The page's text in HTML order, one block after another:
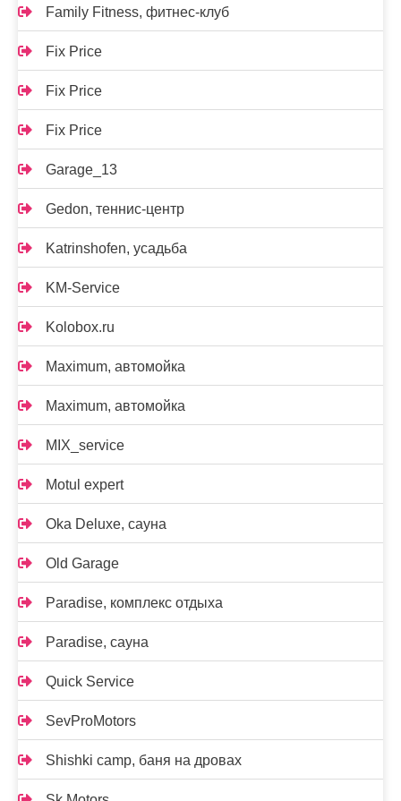
Family Fitness, фитнес-клуб
Fix Price
Fix Price
Fix Price
Garage_13
Gedon, теннис-центр
Katrinshofen, усадьба
KM-Service
Kolobox.ru
Maximum, автомойка
Maximum, автомойка
MIX_service
Motul expert
Oka Deluxe, сауна
Old Garage
Paradise, комплекс отдыха
Paradise, сауна
Quick Service
SevProMotors
Shishki camp, баня на дровах